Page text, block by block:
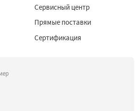
Сервисный центр
Прямые поставки
Сертификация